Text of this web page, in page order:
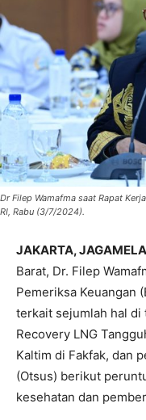
Dr Filep Wamafma saat Rapat
RI, Rabu (3/7/2024).
JAKARTA,
Barat, Dr. Filep
Pemeriksa Keuangan
terkait sejumlah hal di
Recovery LNG
Kaltim di Fakfak, dan
(Otsus) berikut
kesehatan dan